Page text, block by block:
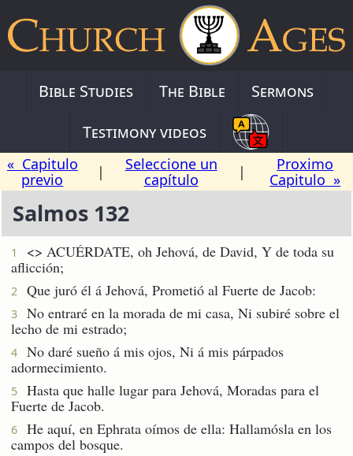
Bible Studies The Bible
Sermons
Testimony videos
« Capitulo
previo
|
Seleccione un
capítulo
|
Proximo
Capitulo »
Salmos 132
1 <> ACUÉRDATE, oh Jehová, de David, Y de toda su
aflicción;
2 Que juró él á Jehová, Prometió al Fuerte de Jacob:
3
No entraré en la morada de mi casa, Ni subiré sobre el
lecho de mi estrado;
4
No daré sueño á mis ojos, Ni á mis párpados
adormecimiento.
5
Hasta que halle lugar para Jehová, Moradas para el
Fuerte de Jacob.
6
He aquí, en Ephrata oímos de ella: Hallamósla en los
campos del bosque.